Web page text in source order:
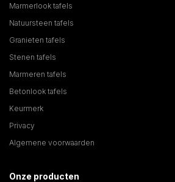
Marmerlook tafels
Natuursteen tafels
Granieten tafels
Stenen tafels
Marmeren tafels
Betonlook tafels
Keurmerk
Privacy
Algemene voorwaarden
Onze producten